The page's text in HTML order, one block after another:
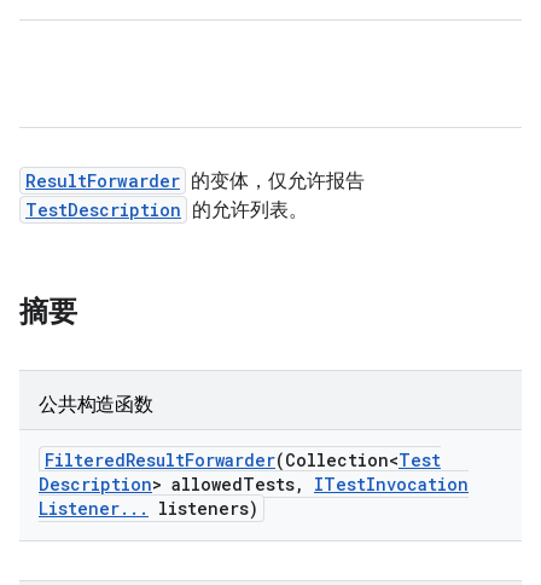
ResultForwarder 的变体，仅允许报告
TestDescription 的允许列表。
摘要
公共构造函数
FilteredResultForwarder(Collection<Test
Description> allowedTests, ITestInvocation
Listener. . . listeners)